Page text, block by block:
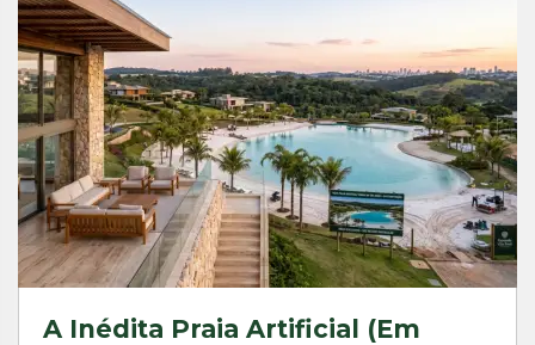
A Inédita Praia Artificial (Em